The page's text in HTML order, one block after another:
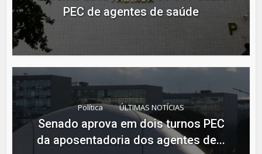
PEC de agentes de saúde
Política ÚLTIMAS NOTÍCIAS
Senado aprova em dois turnos PEC
da aposentadoria dos agentes de...